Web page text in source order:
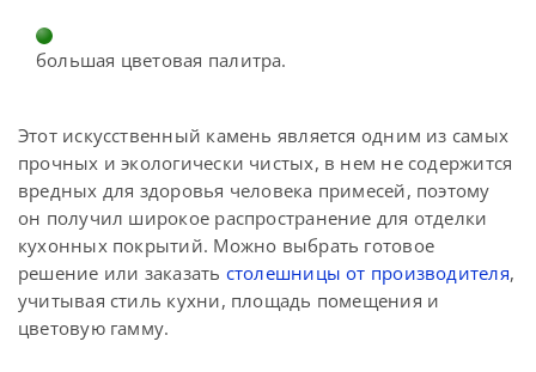
большая цветовая палитра.
Этот искусственный камень является одним из самых
прочных и экологически чистых, в нем не содержится
вредных для здоровья человека примесей, поэтому
он получил широкое распространение для отделки
кухонных покрытий. Можно выбрать готовое
решение или заказать столешницы от производителя,
учитывая стиль кухни, площадь помещения и
цветовую гамму.